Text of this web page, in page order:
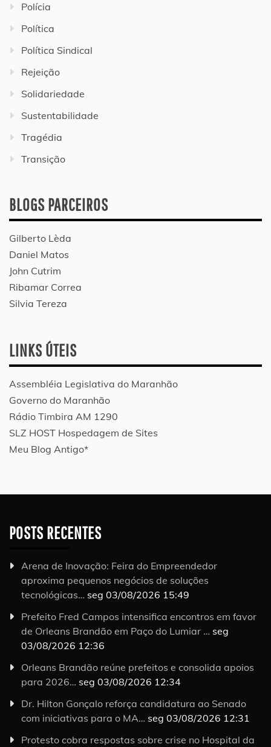
Polícia
Política
Política Sindical
Rejeição
Solidariedade
Sustentabilidade
Tragédia
Transição
BLOGS PARCEIROS
Gilberto Lèda
Daniel Matos
John Cutrim
Ribamar Correa
Silvia Tereza
LINKS ÚTEIS
Assembléia Legislativa do Maranhão
Governo do Maranhão
Rádio Timbira AM 1290
SLZ HOST Hospedagem de Sites
Meu Blog Antigo*
POSTS RECENTES
Arena de Inovação: Feira do Empreendedor
aproxima pequenos negócios de soluções
tecnológicas… seg 03/08/2026 15:49
Prefeito Fred Campos intensifica encontros em favor
de Orleans Brandão em Paço do Lumiar … seg
03/08/2026 12:36
Orleans Brandão reúne prefeitos e consolida apoios
para 2026… seg 03/08/2026 12:34
Dr. Hilton Gonçalo reforça candidatura ao Senado
com iniciativas para o MA… seg 03/08/2026 12:31
Protesto cobra respostas sobre crise no Hospital da